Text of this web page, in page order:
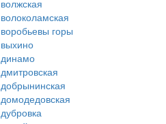
волжская
волоколамская
воробьевы горы
выхино
динамо
дмитровская
добрынинская
домодедовская
дубровка